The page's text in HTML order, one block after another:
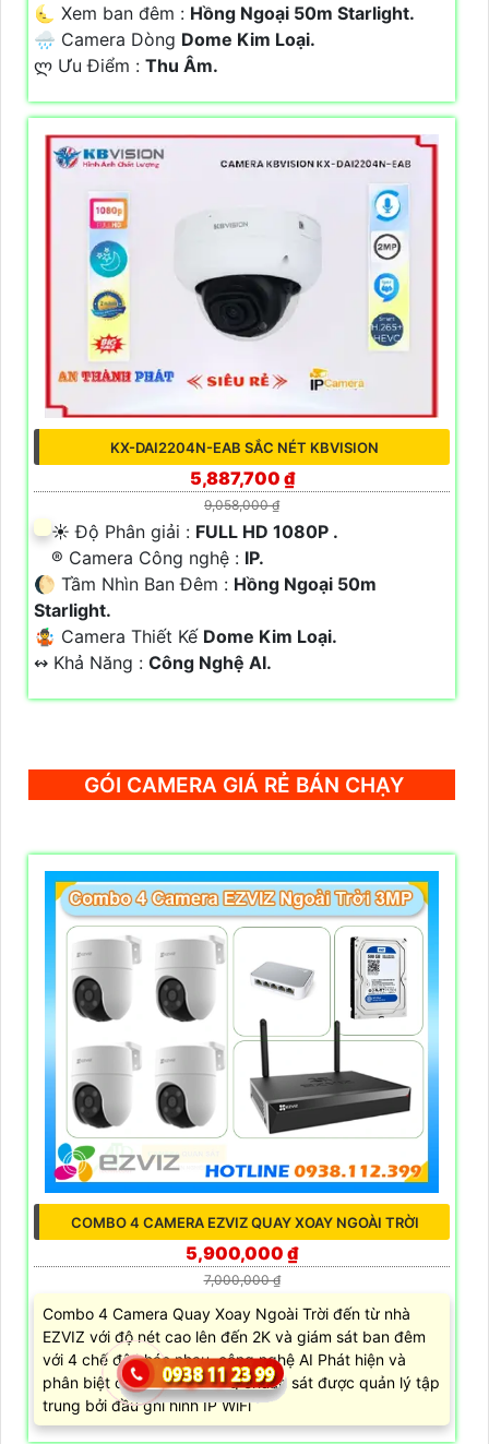
🌜 Xem ban đêm : Hồng Ngoại 50m Starlight.
🌧️ Camera Dòng Dome Kim Loại.
️ლ Ưu Điểm : Thu Âm.
KX-DAI2204N-EAB SẮC NÉT KBVISION
5,887,700 ₫
9,058,000 ₫
☀️ Độ Phân giải : FULL HD 1080P .
®️ Camera Công nghệ : IP.
🌔 Tầm Nhìn Ban Đêm : Hồng Ngoại 50m
Starlight.
🤹 Camera Thiết Kế Dome Kim Loại.
️↭ Khả Năng : Công Nghệ AI.
GÓI CAMERA GIÁ RẺ BÁN CHẠY
COMBO 4 CAMERA EZVIZ QUAY XOAY NGOÀI TRỜI
5,900,000 ₫
7,000,000 ₫
Combo 4 Camera Quay Xoay Ngoài Trời đến từ nhà
EZVIZ với độ nét cao lên đến 2K và giám sát ban đêm
với 4 chế độ khác nhau, công nghệ AI Phát hiện và
phân biệt các chuyển động chuẩn sát được quản lý tập
trung bởi đầu ghi hình IP WiFi